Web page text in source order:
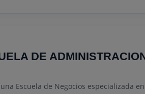
DE
Escuela de Negocios